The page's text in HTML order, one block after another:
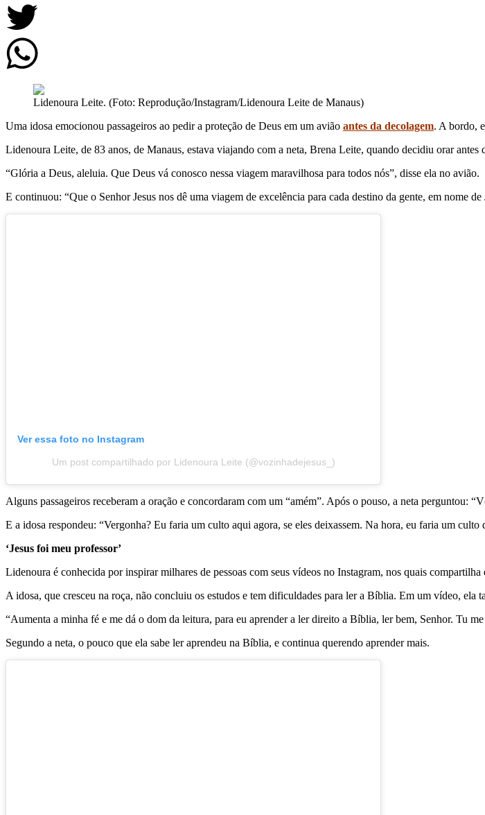
Lidenoura Leite. (Foto: Reprodução/Instagram/Lidenoura Leite de Manaus)
Uma idosa emocionou passageiros ao pedir a proteção de Deus em um avião antes da decolagem. A bordo,
Lidenoura Leite, de 83 anos, de Manaus, estava viajando com a neta, Brena Leite, quando decidiu orar antes
“Glória a Deus, aleluia. Que Deus vá conosco nessa viagem maravilhosa para todos nós”, disse ela no avião.
E continuou: “Que o Senhor Jesus nos dê uma viagem de excelência para cada destino da gente, em nome de
Ver essa foto no Instagram
Um post compartilhado por Lidenoura Leite (@vozinhadejesus_)
Alguns passageiros receberam a oração e concordaram com um “amém”. Após o pouso, a neta perguntou:
E a idosa respondeu: “Vergonha? Eu faria um culto aqui agora, se eles deixassem. Na hora, eu faria um culto
‘Jesus foi meu professor’
Lidenoura é conhecida por inspirar milhares de pessoas com seus vídeos no Instagram, nos quais compartilha
A idosa, que cresceu na roça, não concluiu os estudos e tem dificuldades para ler a Bíblia. Em um vídeo, ela
“Aumenta a minha fé e me dá o dom da leitura, para eu aprender a ler direito a Bíblia, ler bem, Senhor. Tu
Segundo a neta, o pouco que ela sabe ler aprendeu na Bíblia, e continua querendo aprender mais.